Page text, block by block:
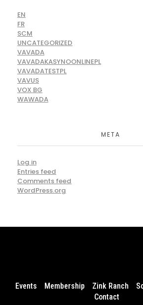
EN
FR
SCM
UNCATEGORIZED
VAVADA
VAVADAKASYNOONLINEPL
VAVADATESTPL
VAVUS
VOX BG
WAWADA
META
Log in
Entries feed
Comments feed
WordPress.org
Events Membership Zink Ranch
Contact